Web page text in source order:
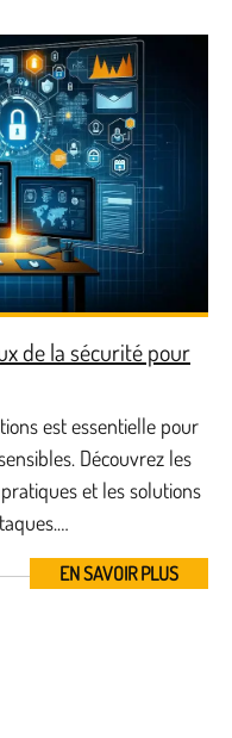
de la sécurité pour
est essentielle pour
Découvrez les
et les solutions
EN SAVOIR PLUS